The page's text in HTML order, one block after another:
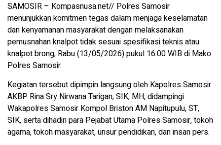
SAMOSIR – Kompasnusa.net// Polres Samosir
menunjukkan komitmen tegas dalam menjaga keselamatan
dan kenyamanan masyarakat dengan melaksanakan
pemusnahan knalpot tidak sesuai spesifikasi teknis atau
knalpot brong, Rabu (13/05/2026) pukul 16.00 WIB di Mako
Polres Samosir.
Kegiatan tersebut dipimpin langsung oleh Kapolres Samosir
AKBP Rina Sry Nirwana Tarigan, SIK, MH, didampingi
Wakapolres Samosir Kompol Briston AM Napitupulu, ST,
SIK, serta dihadiri para Pejabat Utama Polres Samosir, tokoh
agama, tokoh masyarakat, unsur pendidikan, dan insan pers.